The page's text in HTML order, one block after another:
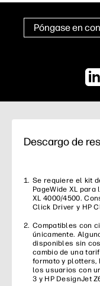
Descargo de
Se requiere el kit
PageWide XL
XL 4000/4500.
Click Driver y HP
Compatibles con
únicamente.
disponibles sin
cambio de una
formato y plotters,
los usuarios con
3 y HP DesignJet